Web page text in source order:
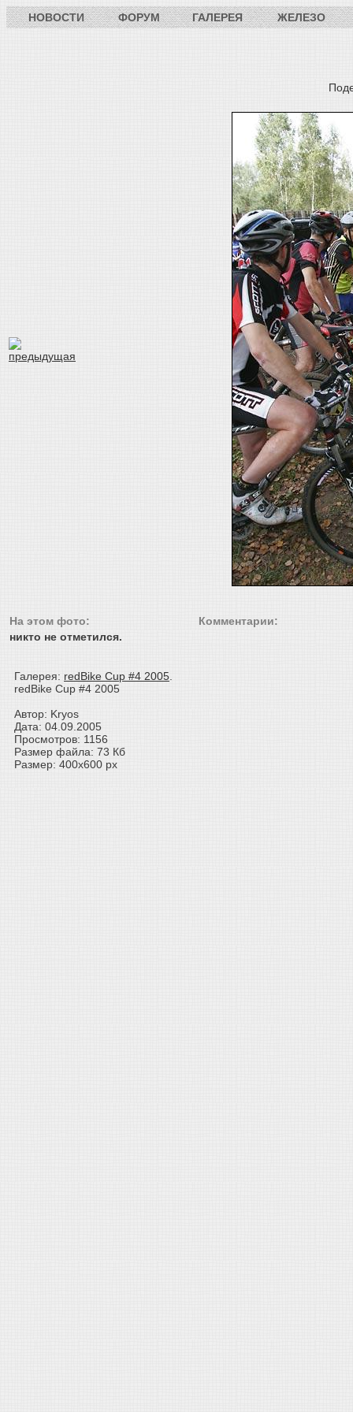
НОВОСТИ ФОРУМ ГАЛЕРЕЯ ЖЕЛЕЗО
На этом фото:
никто не отметился.
Комментарии:
Галерея: redBike Cup #4 2005
redBike Cup #4 2005
Автор: Kryos
Дата: 04.09.2005
Просмотров: 1156
Размер файла: 73 Кб
Размер: 400x600 px